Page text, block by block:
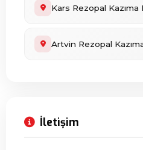
Kars Rezopal Kazıma
Artvin Rezopal
İletişim